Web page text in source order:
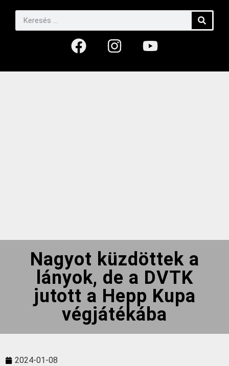
Nagyot küzdöttek a
lányok, de a DVTK
jutott a Hepp Kupa
végjátékába
2024-01-08